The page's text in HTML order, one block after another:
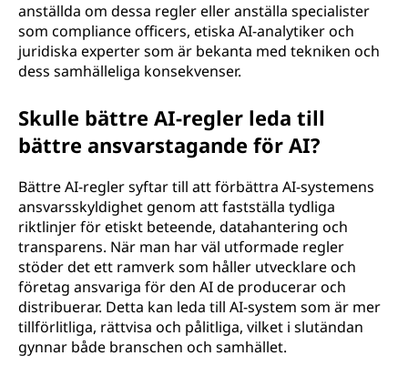
anställda om dessa regler eller anställa specialister
som compliance officers, etiska AI-analytiker och
juridiska experter som är bekanta med tekniken och
dess samhälleliga konsekvenser.
Skulle bättre AI-regler leda till
bättre ansvarstagande för AI?
Bättre AI-regler syftar till att förbättra AI-systemens
ansvarsskyldighet genom att fastställa tydliga
riktlinjer för etiskt beteende, datahantering och
transparens. När man har väl utformade regler
stöder det ett ramverk som håller utvecklare och
företag ansvariga för den AI de producerar och
distribuerar. Detta kan leda till AI-system som är mer
tillförlitliga, rättvisa och pålitliga, vilket i slutändan
gynnar både branschen och samhället.